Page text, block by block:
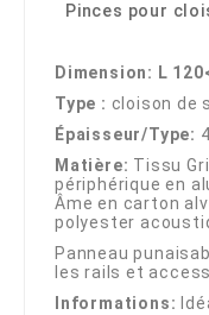
Pinces pour
Dimension: L
Type : cloison de
Épaisseur/Type:
Matière: Tissu
périphérique en
Âme en carton
polyester
Panneau
les rails et
Informations: